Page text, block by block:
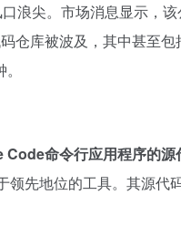
浪尖。市场消息显示，
库被波及，其中甚至包
Code命令行应用程序的源
领先地位的工具。其源代